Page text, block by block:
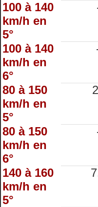
100 à 140
km/h en
5°
100 à 140
km/h en
6°
80 à 150
km/h en
5°
80 à 150
km/h en
6°
140 à 160
km/h en
5°